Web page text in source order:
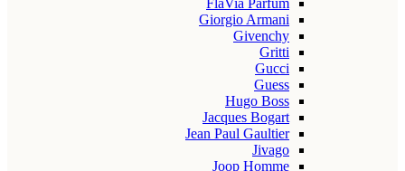
FlaVia Parfum
Giorgio Armani
Givenchy
Gritti
Gucci
Guess
Hugo Boss
Jacques Bogart
Jean Paul Gaultier
Jivago
Joop Homme